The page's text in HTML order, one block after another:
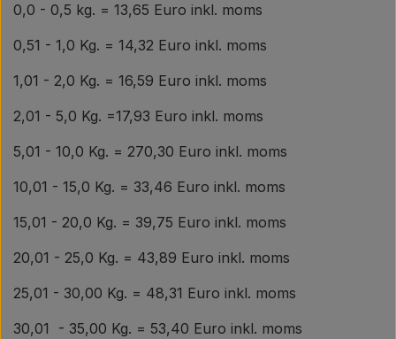
0,0 - 0,5 kg. = 13,65 Euro inkl. moms
0,51 - 1,0 Kg. = 14,32 Euro inkl. moms
1,01 - 2,0 Kg. = 16,59 Euro inkl. moms
2,01 - 5,0 Kg. =17,93 Euro inkl. moms
5,01 - 10,0 Kg. = 270,30 Euro inkl. moms
10,01 - 15,0 Kg. = 33,46 Euro inkl. moms
15,01 - 20,0 Kg. = 39,75 Euro inkl. moms
20,01 - 25,0 Kg. = 43,89 Euro inkl. moms
25,01 - 30,00 Kg. = 48,31 Euro inkl. moms
30,01 - 35,00 Kg. = 53,40 Euro inkl. moms